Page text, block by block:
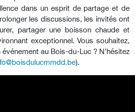
dans un esprit de partage et de
les discussions, les invités ont
partager une boisson chaude et
exceptionnel. Vous souhaitez,
au Bois-du-Luc ? N’hésitez
).